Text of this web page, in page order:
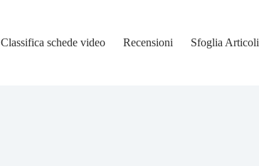
Classifica schede video Recensioni Sfoglia Articoli